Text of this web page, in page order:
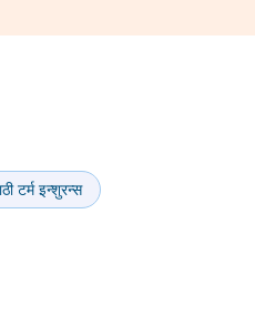
टर्म इन्शुरन्स